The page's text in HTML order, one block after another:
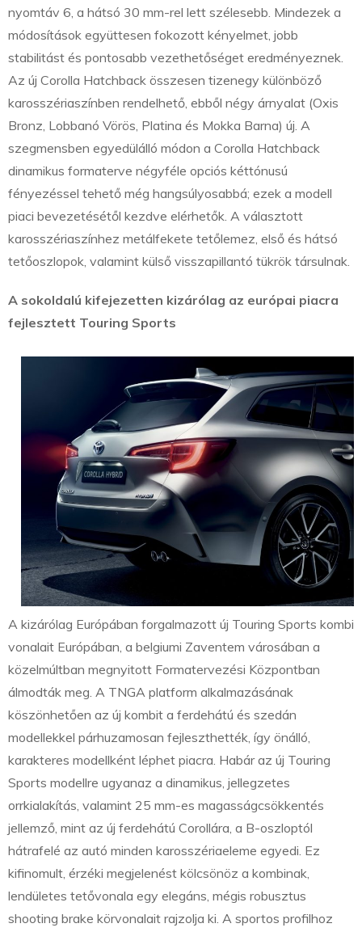
nyomtáv 6, a hátsó 30 mm-rel lett szélesebb. Mindezek a
módosítások együttesen fokozott kényelmet, jobb
stabilitást és pontosabb vezethetőséget eredményeznek.
Az új Corolla Hatchback összesen tizenegy különböző
karosszériaszínben rendelhető, ebből négy árnyalat (Oxis
Bronz, Lobbanó Vörös, Platina és Mokka Barna) új. A
szegmensben egyedülálló módon a Corolla Hatchback
dinamikus formaterve négyféle opciós kéttónusú
fényezéssel tehető még hangsúlyosabbá; ezek a modell
piaci bevezetésétől kezdve elérhetők. A választott
karosszériaszínhez metálfekete tetőlemez, első és hátsó
tetőoszlopok, valamint külső visszapillantó tükrök társulnak.
A sokoldalú kifejezetten kizárólag az európai piacra
fejlesztett Touring Sports
A kizárólag Európában forgalmazott új Touring Sports kombi
vonalait Európában, a belgiumi Zaventem városában a
közelmúltban megnyitott Formatervezési Központban
álmodták meg. A TNGA platform alkalmazásának
köszönhetően az új kombit a ferdehátú és szedán
modellekkel párhuzamosan fejleszthették, így önálló,
karakteres modellként léphet piacra. Habár az új Touring
Sports modellre ugyanaz a dinamikus, jellegzetes
orrkialakítás, valamint 25 mm-es magasságcsökkentés
jellemző, mint az új ferdehátú Corollára, a B-oszloptól
hátrafelé az autó minden karosszériaeleme egyedi. Ez
kifinomult, érzéki megjelenést kölcsönöz a kombinak,
lendületes tetővonala egy elegáns, mégis robusztus
shooting brake körvonalait rajzolja ki. A sportos profilhoz